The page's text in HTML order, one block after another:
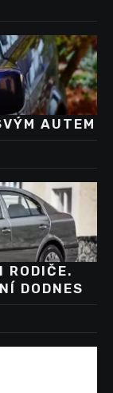
AUTEM
DODNES